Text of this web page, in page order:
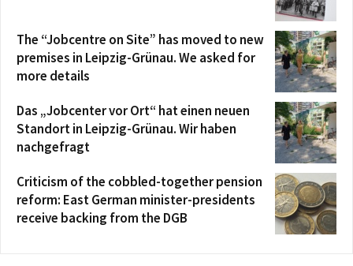
The “Jobcentre on Site” has moved to new
premises in Leipzig-Grünau. We asked for
more details
Das „Jobcenter vor Ort“ hat einen neuen
Standort in Leipzig-Grünau. Wir haben
nachgefragt
Criticism of the cobbled-together pension
reform: East German minister-presidents
receive backing from the DGB